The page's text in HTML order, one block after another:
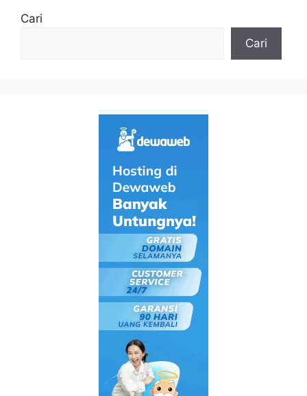
Cari
Cari